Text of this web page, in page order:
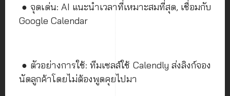
● จุดเด่น: AI แนะนำเวลาที่เหมาะสมที่สุด, เชื่อมกับ
Google Calendar
● ตัวอย่างการใช้: ทีมเซลส์ใช้ Calendly ส่งลิงก์จอง
นัดลูกค้าโดยไม่ต้องพูดคุยไปมา